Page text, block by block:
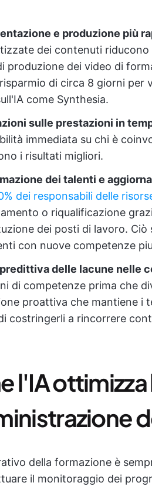
e produzione più
dei contenuti
produzione dei video di
di circa 8 giorni per
come Synthesia.
sulle prestazioni in
immediata su chi è
i risultati migliori.
dei talenti e
dei responsabili delle
o riqualificazione
dei posti di lavoro.
con nuove competenze
delle lacune nelle
di competenze prima che
proattiva che mantiene i
costringerli a rincorrere
l'IA
della formazione è
il monitoraggio dei